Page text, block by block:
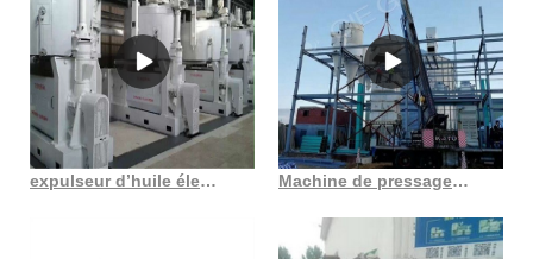
expulseur d’huile électrique automatique en France Machine de pressage d’huile de graines de tournesol à froid au Costa Rica